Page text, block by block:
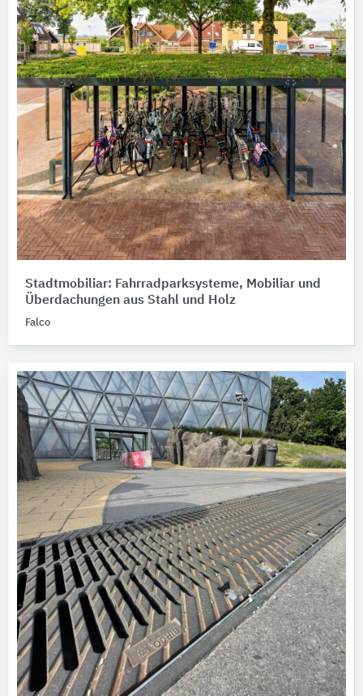
Stadtmobiliar: Fahrradparksysteme, Mobiliar und
Überdachungen aus Stahl und Holz
Falco